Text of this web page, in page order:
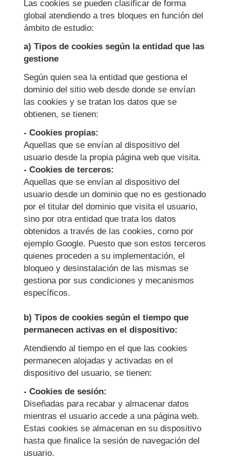
Las cookies se pueden clasificar de forma
global atendiendo a tres bloques en función del
ámbito de estudio:
a) Tipos de cookies según la entidad que las
gestione
Según quien sea la entidad que gestiona el
dominio del sitio web desde donde se envían
las cookies y se tratan los datos que se
obtienen, se tienen:
- Cookies propias:
Aquellas que se envían al dispositivo del
usuario desde la propia página web que visita.
- Cookies de terceros:
Aquellas que se envían al dispositivo del
usuario desde un dominio que no es gestionado
por el titular del dominio que visita el usuario,
sino por otra entidad que trata los datos
obtenidos a través de las cookies, como por
ejemplo Google. Puesto que son estos terceros
quienes proceden a su implementación, el
bloqueo y desinstalación de las mismas se
gestiona por sus condiciones y mecanismos
específicos.
b) Tipos de cookies según el tiempo que
permanecen activas en el dispositivo:
Atendiendo al tiempo en el que las cookies
permanecen alojadas y activadas en el
dispositivo del usuario, se tienen:
- Cookies de sesión:
Diseñadas para recabar y almacenar datos
mientras el usuario accede a una página web.
Estas cookies se almacenan en su dispositivo
hasta que finalice la sesión de navegación del
usuario.